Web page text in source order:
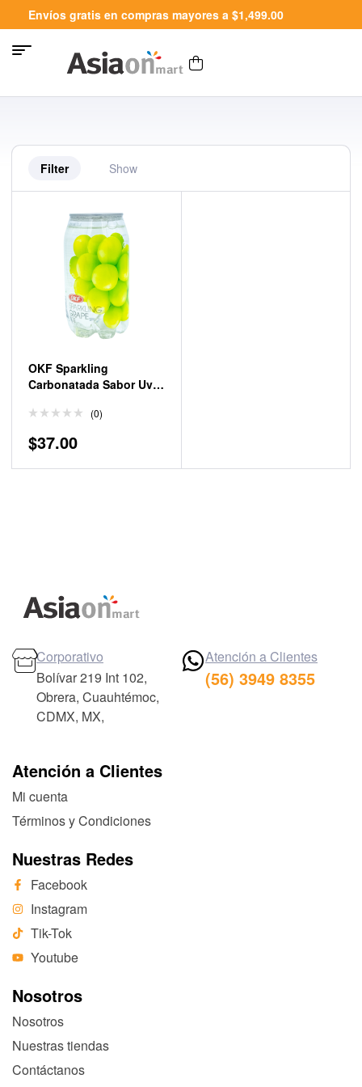
Envíos gratis en compras mayores a $1,499.00
Filter Show
OKF Sparkling
Carbonatada Sabor Uva
(0)
$37.00
Atención a Clientes
Mi cuenta
Términos y Condiciones
Nuestras Redes
Facebook
Instagram
Tik-Tok
Youtube
Nosotros
Nosotros
Nuestras tiendas
Contáctanos
Corporativo
Bolívar 219 Int 102,
Obrera, Cuauhtémoc,
CDMX, MX,
Atención a Clientes
(56) 3949 8355